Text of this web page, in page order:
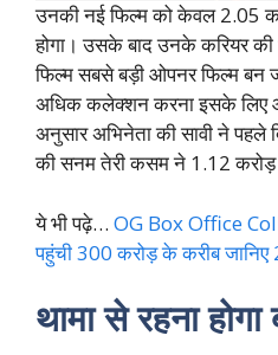
उनकी नई फिल्म को केवल 2.05
होगा। उसके बाद उनके करियर की
फिल्म सबसे बड़ी ओपनर फिल्म बन
अधिक कलेक्शन करना इसके लिए
अनुसार अभिनेता की सावी ने
की सनम तेरी कसम ने 1.12
ये भी पढ़े… OG Box Office
पहुंची 300 करोड़ के करीब
थामा से रहना